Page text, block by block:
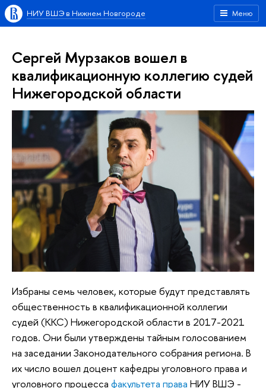
Меню
НИУ ВШЭ в Нижнем Новгороде
Сергей Мурзаков вошел в
квалификационную коллегию судей
Нижегородской области
Избраны семь человек, которые будут представлять
общественность в квалификационной коллегии
судей (ККС) Нижегородской области в 2017-2021
годов. Они были утверждены тайным голосованием
на заседании Законодательного собрания региона. В
их число вошел доцент кафедры уголовного права и
уголовного процесса факультета права НИУ ВШЭ -